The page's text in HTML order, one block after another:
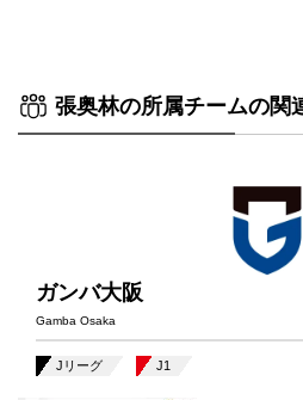
張奥林の所属チームの関
ガンバ大阪
Gamba Osaka
Jリーグ J1